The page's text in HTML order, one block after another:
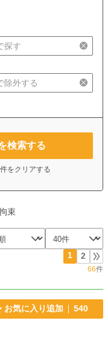
検索する
をクリアする
束
1 2
66件
お気に入り追加 540